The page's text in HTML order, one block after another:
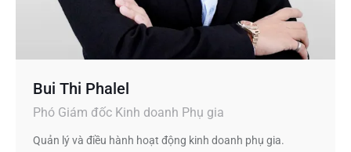
Bui Thi Phalel
Phó Giám đốc Kinh doanh Phụ gia
Quản lý và điều hành hoạt động kinh doanh phụ gia.